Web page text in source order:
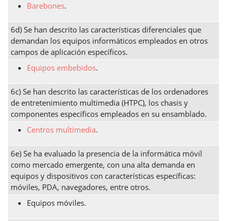
Barebones.
6d) Se han descrito las características diferenciales que
demandan los equipos informáticos empleados en otros
campos de aplicación específicos.
Equipos embebidos.
6c) Se han descrito las características de los ordenadores
de entretenimiento multimedia (HTPC), los chasis y
componentes específicos empleados en su ensamblado.
Centros multimedia.
6e) Se ha evaluado la presencia de la informática móvil
como mercado emergente, con una alta demanda en
equipos y dispositivos con características específicas:
móviles, PDA, navegadores, entre otros.
Equipos móviles.